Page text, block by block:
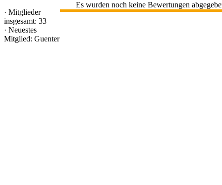
· Mitglieder
insgesamt: 33
· Neuestes
Mitglied: Guenter
Es wurden noch keine Bewertungen